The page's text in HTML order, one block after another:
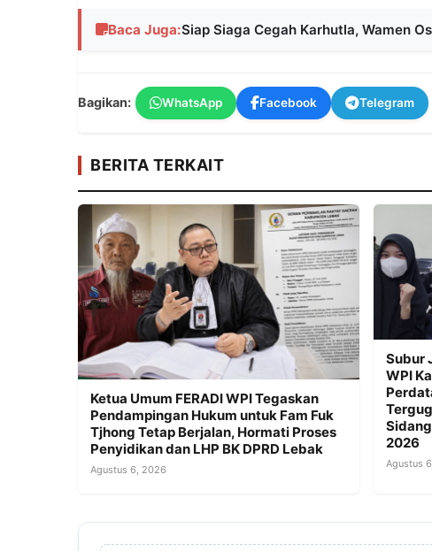
Baca Juga:Siap Siaga Cegah Karhutla, Wamen
Bagikan: WhatsApp Facebook Telegram
BERITA TERKAIT
Ketua Umum FERADI WPI Tegaskan
Pendampingan Hukum untuk Fam Fuk
Tjhong Tetap Berjalan, Hormati Proses
Penyidikan dan LHP BK DPRD Lebak
Agustus 6, 2026
Subur
WPI
2026
Agustus